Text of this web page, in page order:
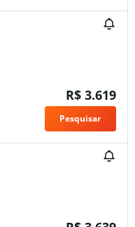
R$ 3.619
Pesquisar